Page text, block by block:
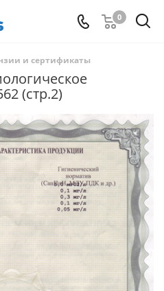
0
и сертификаты
(стр.2)